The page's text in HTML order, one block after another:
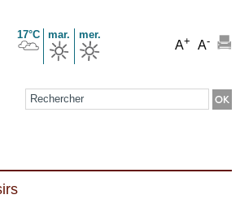
17°C mar. mer.
A+ A-
Formulaire de recherche